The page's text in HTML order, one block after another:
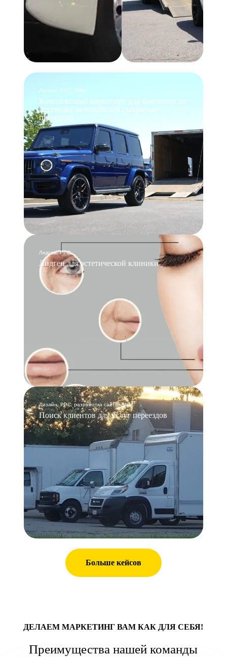
Лидген, PPC, SMM
Комплексный маркетинг для компании по
перевозке автомобилей (закрытые
прицепы)
Лидген, PPC
Лидген для эстетической клиники
Дизайн, PPC, разработка сайта, SMM
Поиск клиентов для услуг переездов
Больше кейсов
ДЕЛАЕМ МАРКЕТИНГ ВАМ КАК ДЛЯ СЕБЯ!
Преимущества нашей команды